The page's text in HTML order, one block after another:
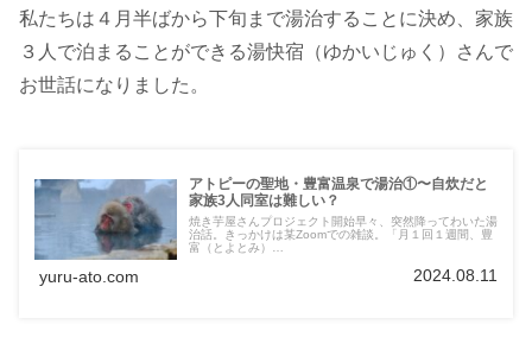
私たちは４月半ばから下旬まで湯治することに決め、家族
３人で泊まることができる湯快宿（ゆかいじゅく）さんで
お世話になりました。
アトピーの聖地・豊富温泉で湯治①〜自炊だと
家族3人同室は難しい？
焼き芋屋さんプロジェクト開始早々、突然降ってわいた湯
治話。きっかけは某Zoomでの雑談。「月１回１週間、豊
富（とよとみ）…
yuru-ato.com 2024.08.11